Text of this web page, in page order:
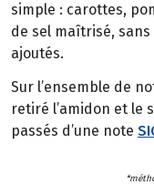
simple : carottes,
de sel maîtrisé,
ajoutés.
Sur l’ensemble de
retiré l’amidon et le
passés d’une note